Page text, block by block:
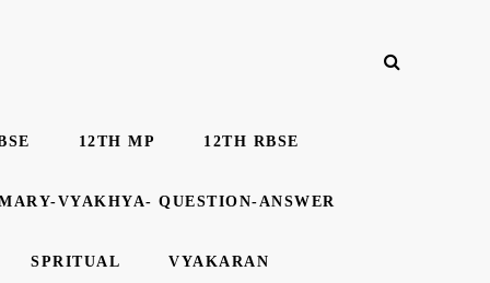
12TH MP 12TH RBSE
VYAKHYA- QUESTION-ANSWER
SPRITUAL VYAKARAN